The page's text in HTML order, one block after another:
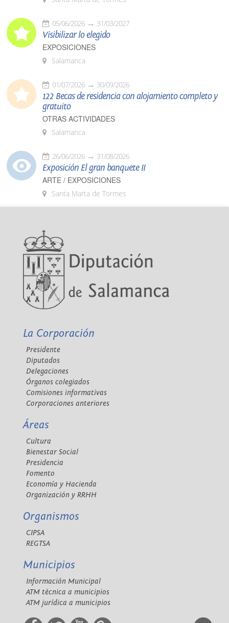
05/06/2026 31/03/2027
Visibilizar lo elegido
EXPOSICIONES
Salamanca
01/07/2026 30/09/2026
122 Becas de residencia con alojamiento completo y
gratuito
OTRAS ACTIVIDADES
Salamanca
26/06/2026 31/08/2026
Exposición El gran banquete II
ARTE / EXPOSICIONES
Santa Marta de Tormes
La Corporación
Presidente
Diputados
Delegaciones
Órganos colegiados
Comisiones informativas
Corporaciones anteriores
Áreas
Cultura
Bienestar Social
Presidencia
Fomento
Economía y Hacienda
Organización y RRHH
Organismos
CIPSA
REGTSA
Municipios
Información Municipal
ATM técnica a municipios
ATM jurídica a municipios